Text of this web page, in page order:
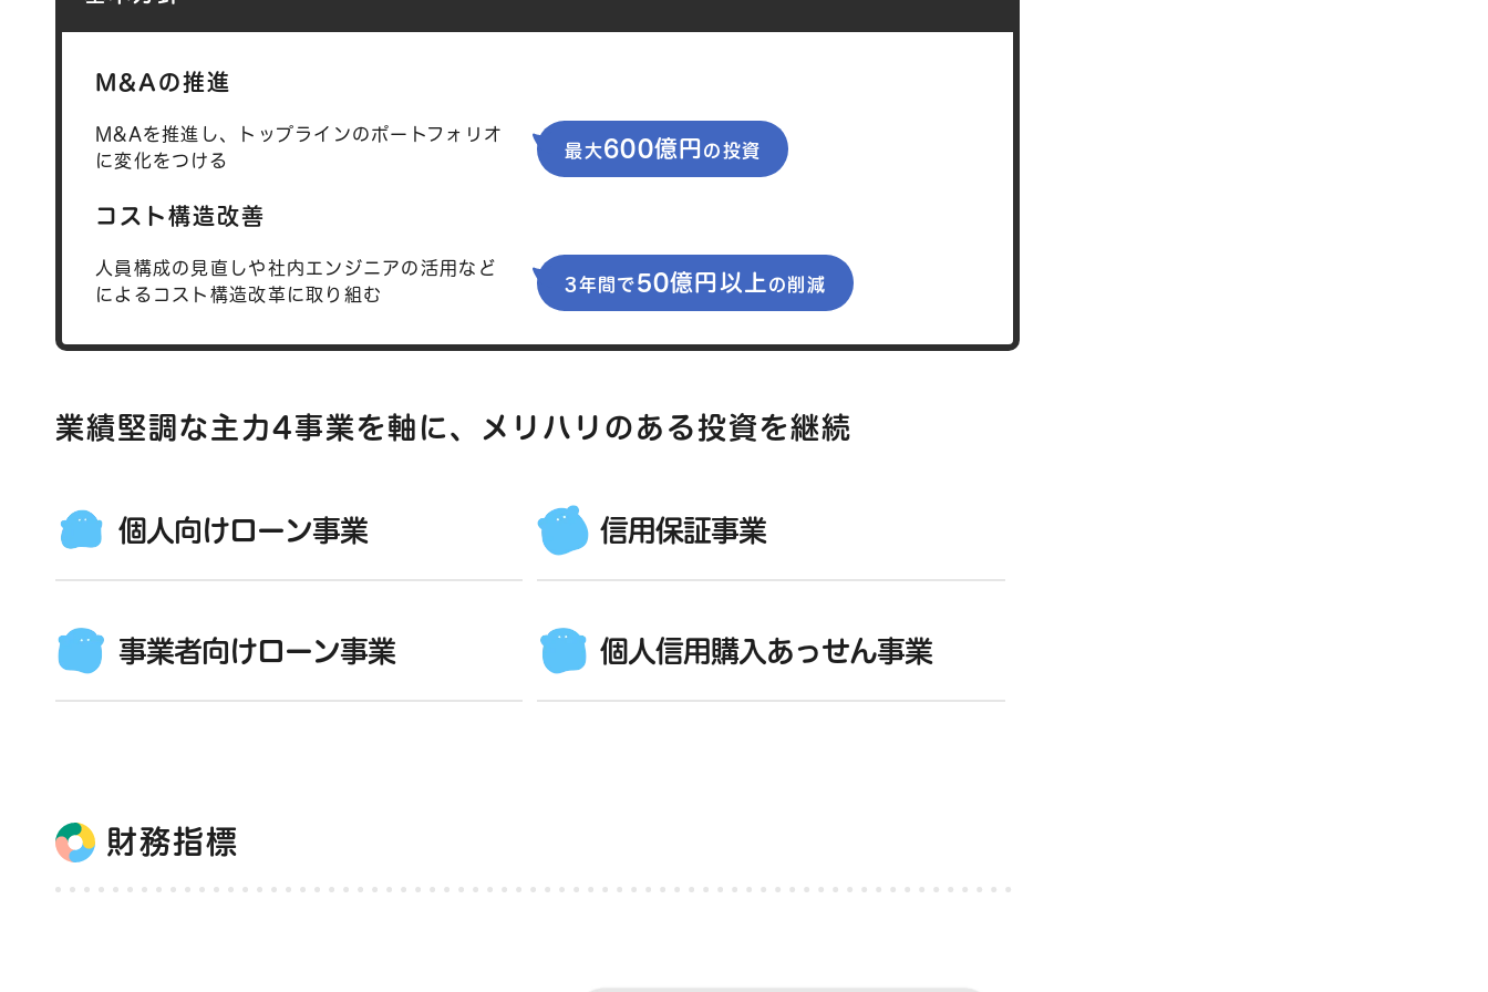
M&Aの推進
M&Aを推進し、トップラインのポートフォリオ
に変化をつける
最大600億円の投資
コスト構造改善
人員構成の見直しや社内エンジニアの活用など
によるコスト構造改革に取り組む
3年間で50億円以上 の削減
業績堅調な主力4事業を軸に、メリハリのある投資を継続
個人向けローン事業
事業者向けローン事業
信用保証事業
個人信用購入あっせん事業
財務指標